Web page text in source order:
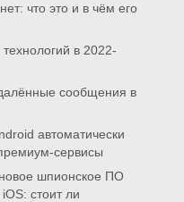
что это и в чём его
в 2022-
сообщения в
автоматически
сервисы
шпионское ПО
стоит ли